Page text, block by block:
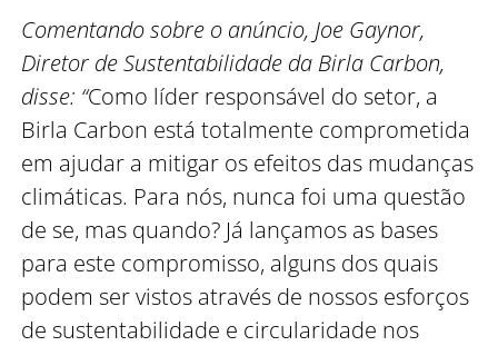
Comentando sobre o anúncio, Joe Gaynor,
Diretor de Sustentabilidade da Birla Carbon,
disse: “Como líder responsável do setor, a
Birla Carbon está totalmente comprometida
em ajudar a mitigar os efeitos das mudanças
climáticas. Para nós, nunca foi uma questão
de se, mas quando? Já lançamos as bases
para este compromisso, alguns dos quais
podem ser vistos através de nossos esforços
de sustentabilidade e circularidade nos